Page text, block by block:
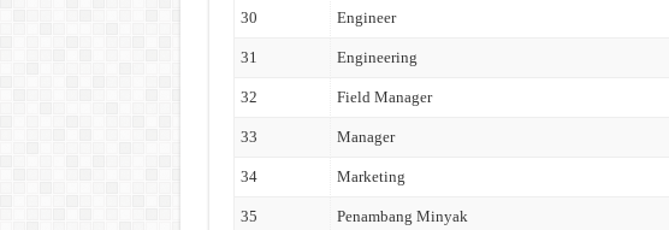
30 Engineer
31 Engineering
32 Field Manager
33 Manager
34 Marketing
35 Penambang Minyak